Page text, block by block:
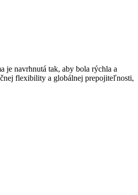
je navrhnutá tak, aby bola rýchla a
flexibility a globálnej prepojiteľnosti,